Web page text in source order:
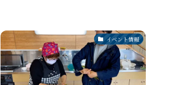
イベント情報